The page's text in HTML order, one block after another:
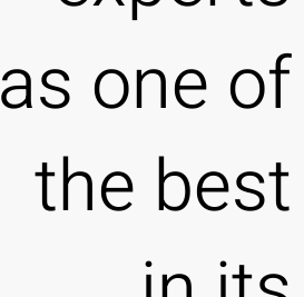
as one of
the best